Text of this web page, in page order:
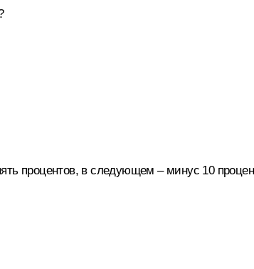
процентов, в следующем – минус 10